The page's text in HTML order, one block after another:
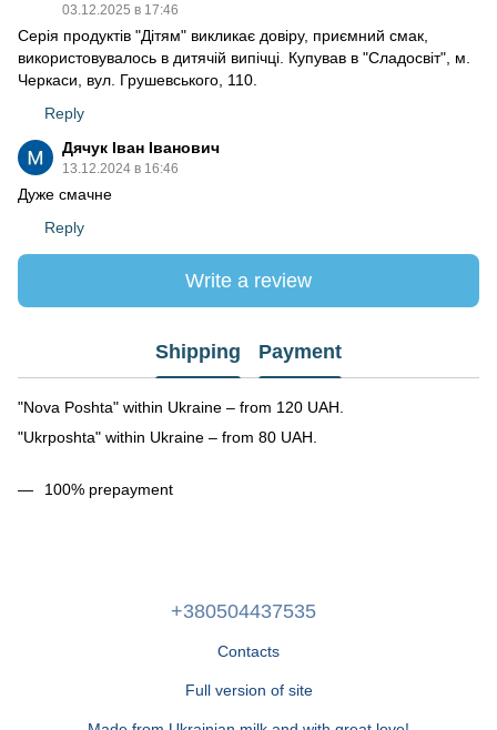
03.12.2025 в 17:46
Серія продуктів "Дітям" викликає довіру, приємний смак,
використовувалось в дитячій випічці. Купував в "Сладосвіт", м.
Черкаси, вул. Грушевського, 110.
Reply
Дячук Іван Іванович
13.12.2024 в 16:46
Дуже смачне
Reply
Write a review
Shipping Payment
"Nova Poshta" within Ukraine – from 120 UAH.
"Ukrposhta" within Ukraine – from 80 UAH.
100% prepayment
+380504437535
Contacts
Full version of site